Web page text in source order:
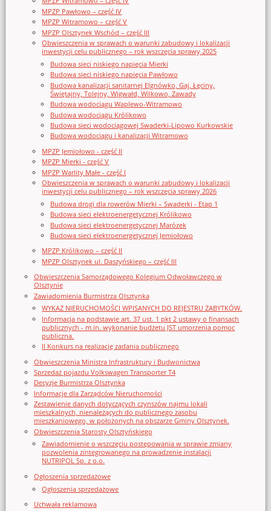
MPZP Pawłowo – część IV
MPZP Witramowo – część V
MPZP Olsztynek Wschód – część III
Obwieszczenia w sprawach o warunki zabudowy i lokalizacji
inwestycji celu publicznego – rok wszczęcia sprawy 2025
Budowa sieci niskiego napięcia Mierki
Budowa sieci niskiego napięcia Pawłowo
Budowa kanalizacji sanitarnej Elgnówko, Gaj, Łęciny,
Świętajny, Tolejny, Wigwałd, Wilkowo, Zawady
Budowa wodociągu Waplewo-Witramowo
Budowa wodociągu Królikowo
Budowa sieci wodociągowej Swaderki-Lipowo Kurkowskie
Budowa wodociągu i kanalizacji Witramowo
MPZP Jemiołowo - część II
MPZP Mierki - część V
MPZP Warlity Małe - część I
Obwieszczenia w sprawach o warunki zabudowy i lokalizacji
inwestycji celu publicznego – rok wszczęcia sprawy 2026
Budowa drogi dla rowerów Mierki – Swaderki - Etap 1
Budowa sieci elektroenergetycznej Królikowo
Budowa sieci elektroenergetycznej Marózek
Budowa sieci elektroenergetycznej Jemiołowo
MPZP Królikowo – część II
MPZP Olsztynek ul. Daszyńskiego – część III
Obwieszczenia Samorządowego Kolegium Odwoławczego w
Olsztynie
Zawiadomienia Burmistrza Olsztynka
WYKAZ NIERUCHOMOŚCI WPISANYCH DO REJESTRU ZABYTKÓW.
Informacja na podstawie art. 37 ust. 1 pkt 2 ustawy o finansach
publicznych - m.in. wykonanie budżetu JST umorzenia pomoc
publiczna.
II Konkurs na realizację zadania publicznego
Obwieszczenia Ministra Infrastruktury i Budwonictwa
Sprzedaż pojazdu Volkswagen Transporter T4
Decyzje Burmistrza Olsztynka
Informacje dla Zarządców Nieruchomości
Zestawienie danych dotyczących czynszów najmu lokali
mieszkalnych, nienależących do publicznego zasobu
mieszkaniowego, w położonych na obszarze Gminy Olsztynek.
Obwieszczenia Starosty Olsztyńskiego
Zawiadomienie o wszczęciu postępowania w sprawie zmiany
pozwolenia zintegrowanego na prowadzenie instalacji
NUTRIPOL Sp. z o.o.
Ogłoszenia sprzedażowe
Ogłoszenia sprzedażowe
Uchwała reklamowa